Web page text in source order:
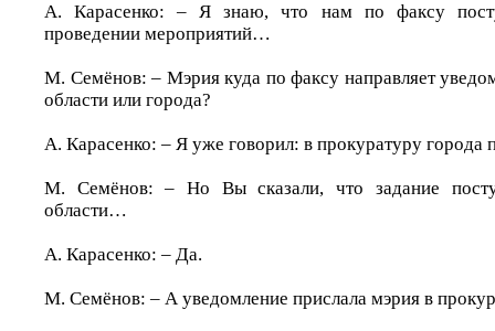
А. Карасенко: – Я знаю, что нам по факсу
проведении мероприятий…
М. Семёнов: – Мэрия куда по факсу направляет
области или города?
А. Карасенко: – Я уже говорил: в прокуратуру города
М. Семёнов: – Но Вы сказали, что задание
области…
А. Карасенко: – Да.
М. Семёнов: – А уведомление прислала мэрия в